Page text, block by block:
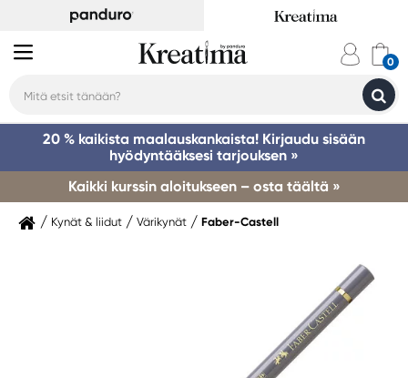
20 % kaikista maalauskankaista! Kirjaudu sisään
hyödyntääksesi tarjouksen »
Kaikki kurssin aloitukseen – osta täältä »
Kynät & liidut Värikynät Faber-Castell